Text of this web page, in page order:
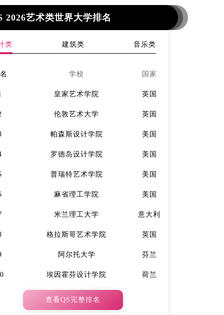
2026艺术类世界大学排名
类 建筑类 音乐类
学校 国家
皇家艺术学院 英国
伦敦艺术大学 英国
帕森斯设计学院 美国
罗德岛设计学院 美国
普瑞特艺术学院 美国
麻省理工学院 美国
米兰理工大学 意大利
格拉斯哥艺术学院 英国
阿尔托大学 芬兰
埃因霍芬设计学院 荷兰
查看QS完整排名